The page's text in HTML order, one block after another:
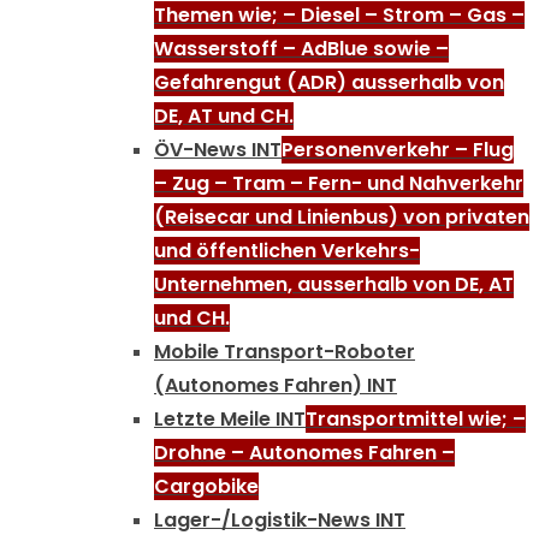
Themen wie; – Diesel – Strom – Gas –
Wasserstoff – AdBlue sowie –
Gefahrengut (ADR) ausserhalb von
DE, AT und CH.
ÖV-News INTPersonenverkehr – Flug
– Zug – Tram – Fern- und Nahverkehr
(Reisecar und Linienbus) von privaten
und öffentlichen Verkehrs-
Unternehmen, ausserhalb von DE, AT
und CH.
Mobile Transport-Roboter
(Autonomes Fahren) INT
Letzte Meile INTTransportmittel wie; –
Drohne – Autonomes Fahren –
Cargobike
Lager-/Logistik-News INT